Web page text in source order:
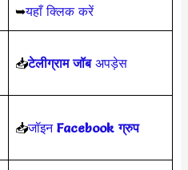
➥यहाँ क्लिक करें
📥टेलीग्राम जॉबअपड़ेस
📥जॉइन Facebook ग्रुप